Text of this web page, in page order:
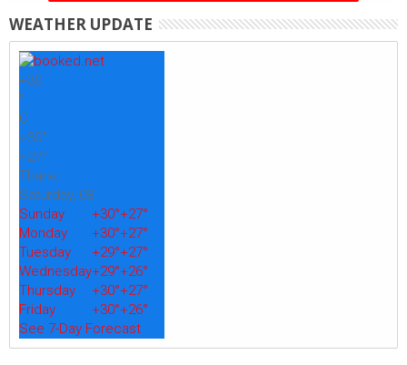
WEATHER UPDATE
+30
°
C
+30°
+27°
Thane
Saturday, 08
Sunday
+30°+27°
Monday
+30°+27°
Tuesday
+29°+27°
Wednesday+29°+26°
Thursday
+30°+27°
Friday
+30°+26°
See 7-Day Forecast